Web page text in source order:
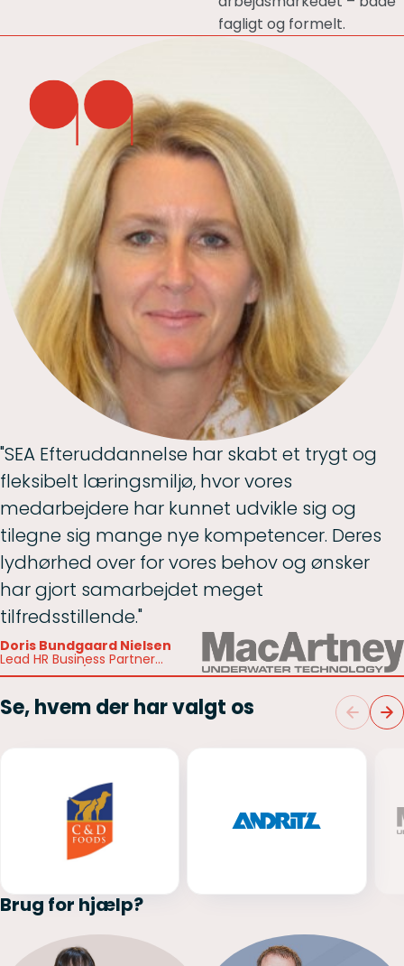
fagligt og formelt.
"SEA Efteruddannelse har skabt et trygt og
fleksibelt læringsmiljø, hvor vores
medarbejdere har kunnet udvikle sig og
tilegne sig mange nye kompetencer. Deres
lydhørhed over for vores behov og ønsker
har gjort samarbejdet meget
tilfredsstillende."
Doris Bundgaard Nielsen
Lead HR Business Partner
MacArtney A/S
Se, hvem der har valgt os
Brug for hjælp?